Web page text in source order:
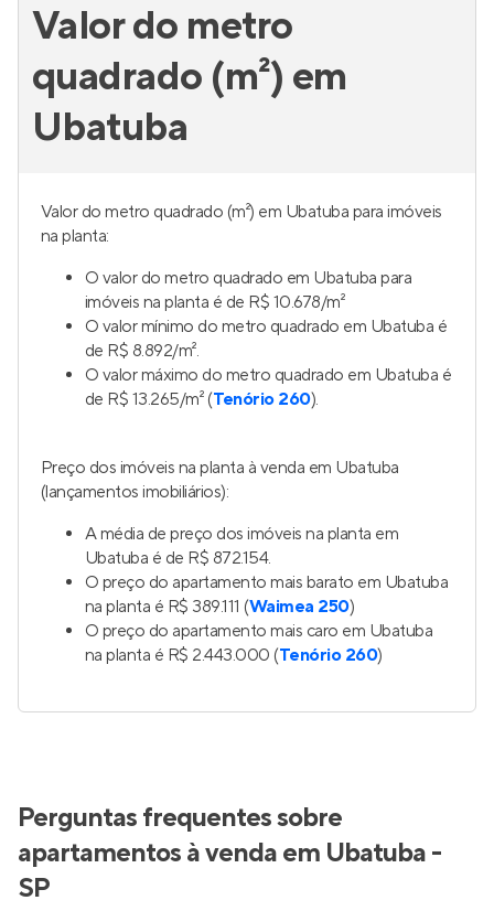
Valor do metro
quadrado (m²) em
Ubatuba
Valor do metro quadrado (m²) em Ubatuba para imóveis
na planta:
O valor do metro quadrado em Ubatuba para
imóveis na planta é de R$ 10.678/m²
O valor mínimo do metro quadrado em Ubatuba é
de R$ 8.892/m².
O valor máximo do metro quadrado em Ubatuba é
de R$ 13.265/m² (Tenório 260).
Preço dos imóveis na planta à venda em Ubatuba
(lançamentos imobiliários):
A média de preço dos imóveis na planta em
Ubatuba é de R$ 872.154.
O preço do apartamento mais barato em Ubatuba
na planta é R$ 389.111 (Waimea 250)
O preço do apartamento mais caro em Ubatuba
na planta é R$ 2.443.000 (Tenório 260)
Perguntas frequentes sobre
apartamentos à venda em Ubatuba -
SP